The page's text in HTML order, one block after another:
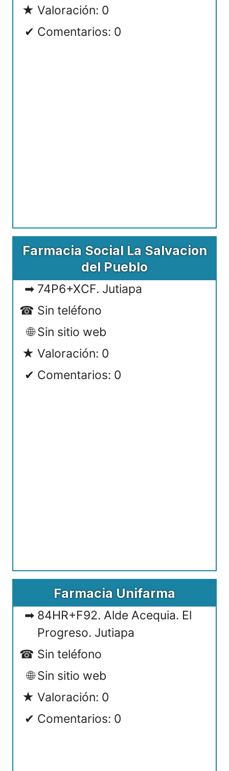
Valoración: 0
Comentarios: 0
Farmacia Social La Salvacion
del Pueblo
74P6+XCF. Jutiapa
Sin teléfono
Sin sitio web
Valoración: 0
Comentarios: 0
Farmacia Unifarma
84HR+F92. Alde Acequia. El
Progreso. Jutiapa
Sin teléfono
Sin sitio web
Valoración: 0
Comentarios: 0